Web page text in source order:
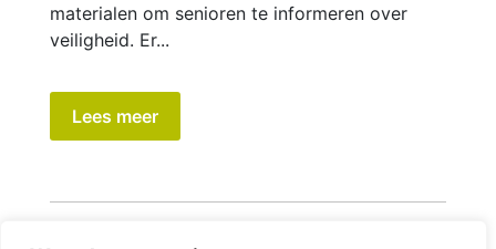
materialen om senioren te informeren over
veiligheid. Er...
Lees meer